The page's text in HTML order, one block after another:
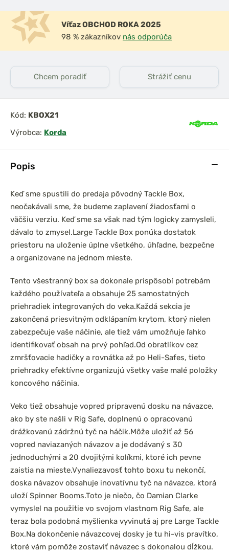
Popis
Keď sme spustili do predaja pôvodný Tackle Box,
neočakávali sme, že budeme zaplavení žiadosťami o
väčšiu verziu. Keď sme sa však nad tým logicky zamysleli,
dávalo to zmysel.Large Tackle Box ponúka dostatok
priestoru na uloženie úplne všetkého, úhľadne, bezpečne
a organizovane na jednom mieste.
Tento všestranný box sa dokonale prispôsobí potrebám
každého používateľa a obsahuje 25 samostatných
priehradiek integrovaných do veka.Každá sekcia je
zakončená priesvitným odklápaním krytom, ktorý nielen
zabezpečuje vaše náčinie, ale tiež vám umožňuje ľahko
identifikovať obsah na prvý pohľad.Od obratlíkov cez
zmršťovacie hadičky a rovnátka až po Heli-Safes, tieto
priehradky efektívne organizujú všetky vaše malé položky
koncového náčinia.
Veko tiež obsahuje vopred pripravenú dosku na návazce,
ako by ste našli v Rig Safe, doplnenú o opracovanú
drážkovanú zádržnú tyč na háčik.Môže uložiť až 56
vopred naviazaných návazov a je dodávaný s 30
jednoduchými a 20 dvojitými kolíkmi, ktoré ich pevne
zaistia na mieste.Vynaliezavosť tohto boxu tu nekončí,
doska návazov obsahuje inovatívnu tyč na návazce, ktorá
uloží Spinner Booms.Toto je niečo, čo Damian Clarke
vymyslel na použitie vo svojom vlastnom Rig Safe, ale
teraz bola podobná myšlienka vyvinutá aj pre Large Tackle
Box.Na dokončenie návazcovej dosky je tu hi-vis pravítko,
ktoré vám pomôže zostaviť návazec s dokonalou dĺžkou.
Víťaz OBCHOD ROKA 2025
98 % zákazníkov nás odporúča
Chcem poradiť Strážiť cenu
Kód: KBOX21
Výrobca: Korda